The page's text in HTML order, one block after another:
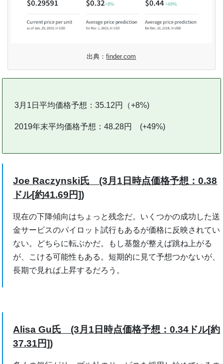
出典：finder.com
3月1日平均価格予想：35.12円（+8%)
2019年末平均価格予想：48.28円 (+49%)
Joe Raczynski氏 (3月1日時点価格予想：0.38
ドル[約41.69円])
現在の下降傾向はちょっと残念だ。いくつかの成功した送
金サービスのパイロット試行もあるが価格に反映されてい
ない。どちらに転ぶかだ。もし基盤が整えば跳ね上がる
が、こける可能性もある。短期的に見て予想つかないが、
長期で見れば上昇するだろう。
Alisa Gu氏 (3月1日時点価格予想：0.34ドル[約
37.31円])